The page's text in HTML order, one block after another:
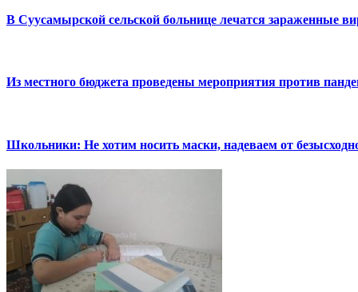
В Суусамырской сельской больнице лечатся зараженные
Из местного бюджета проведены мероприятия против
Школьники: Не хотим носить маски, надеваем от